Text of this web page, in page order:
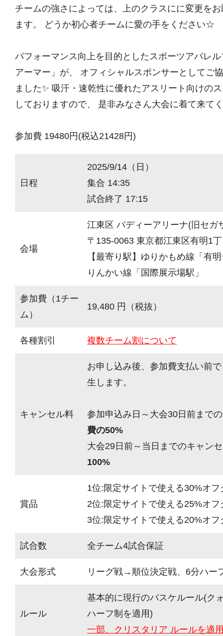
チームの強さによっては、上のクラスにに変更を
ます。 どうか初心者チームに愛の手をください☆
パフォーマンス向上を目的としたスポーツアパレ
アーマー」が、 オフィシャルスポンサーとしてご
ました✨ 吸汗・速乾性に優れたアスリート向けの
しておりますので、 是非みなさん大会に着て来て
参加費 19480円(税込21428円)
日程
2025/9/14（日）
集合 14:35
試合終了 17:15
会場
江東区 バディーアリーナ(旧セガ
〒135-0063 東京都江東区有明1
【最寄り駅】ゆりかもめ線「有
りんかい線「国際展示場駅」
参加費（1チー
ム）
19,480 円（税抜）
各種割引 複数チーム割について
キャンセル料
お申し込み後、参加費支払い前
生します。
参加申込み日～大会30日前まで
費の50%
大会29日前～当日までのキャン
100%
賞品
1位:限定サイトで使える30%オフ
2位:限定サイトで使える25%オフ
3位:限定サイトで使える20%オフ
試合数 全チーム4試合保証
大会形式 リーグ戦→順位決定戦、6分ハー
ルール
基本的に現行のバスケルール(ク
ハーフ制を適用)
一部、クリスタリア ルールを適